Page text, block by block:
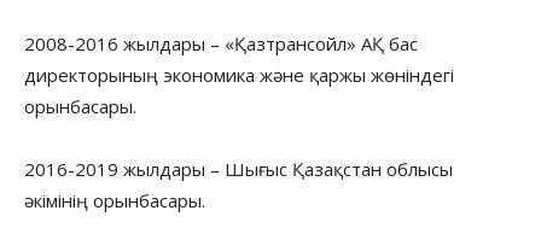
2008-2016 жылдары – «Қазтрансойл» АҚ бас
директорының экономика және қаржы жөніндегі
орынбасары.
2016-2019 жылдары – Шығыс Қазақстан облысы
әкімінің орынбасары.